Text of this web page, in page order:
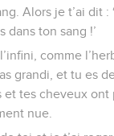
Alors je t’ai dit :
dans ton sang !’
comme
grandi, et tu es
et tes cheveux ont
nue.